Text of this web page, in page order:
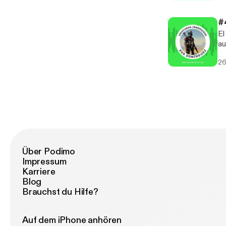
Über Podimo
Impressum
Karriere
Blog
Brauchst du Hilfe?
Auf dem iPhone anhören